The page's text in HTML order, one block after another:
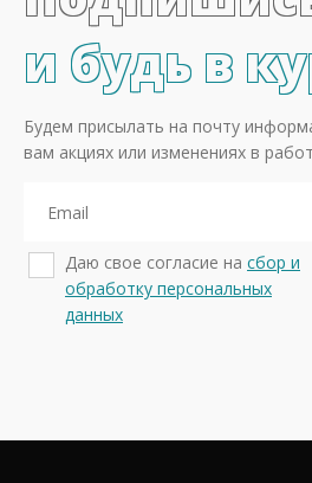
и будь в
Будем присылать на почту
вам акциях или изменениях в
Даю свое согласие на сбор и
обработку персональных
данных